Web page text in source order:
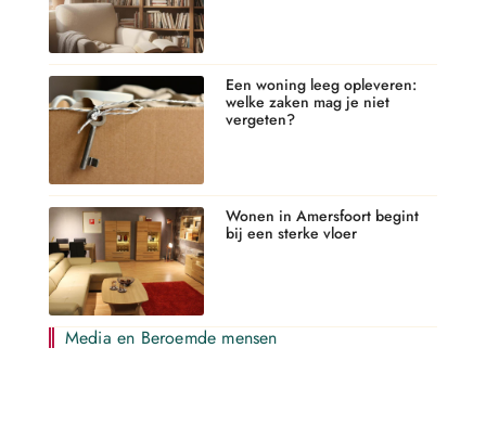
Een woning leeg opleveren:
welke zaken mag je niet
vergeten?
Wonen in Amersfoort begint
bij een sterke vloer
Media en Beroemde mensen